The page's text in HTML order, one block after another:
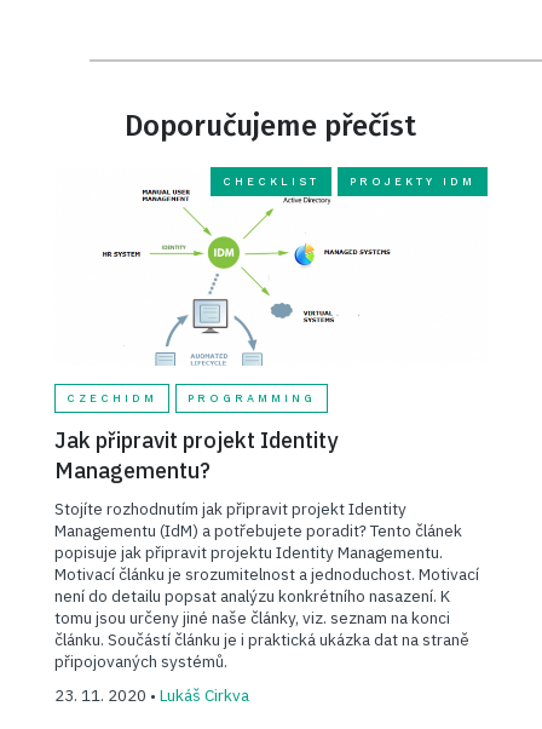
Doporučujeme přečíst
CHECKLIST PROJEKTY IDM
CZECHIDM PROGRAMMING
Jak připravit projekt Identity
Managementu?
Stojíte rozhodnutím jak připravit projekt Identity
Managementu (IdM) a potřebujete poradit? Tento článek
popisuje jak připravit projektu Identity Managementu.
Motivací článku je srozumitelnost a jednoduchost. Motivací
není do detailu popsat analýzu konkrétního nasazení. K
tomu jsou určeny jiné naše články, viz. seznam na konci
článku. Součástí článku je i praktická ukázka dat na straně
připojovaných systémů.
23. 11. 2020 • Lukáš Cirkva